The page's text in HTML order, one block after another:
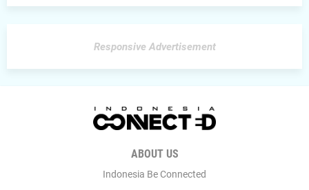
Responsive Advertisement
ABOUT US
Indonesia Be Connected